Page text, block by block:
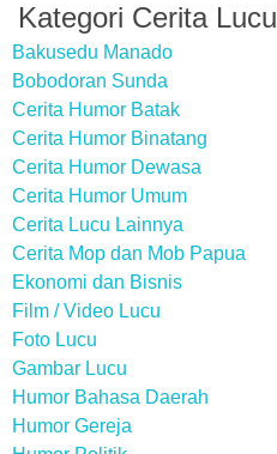
Kategori Cerita Lucu
Bakusedu Manado
Bobodoran Sunda
Cerita Humor Batak
Cerita Humor Binatang
Cerita Humor Dewasa
Cerita Humor Umum
Cerita Lucu Lainnya
Cerita Mop dan Mob Papua
Ekonomi dan Bisnis
Film / Video Lucu
Foto Lucu
Gambar Lucu
Humor Bahasa Daerah
Humor Gereja